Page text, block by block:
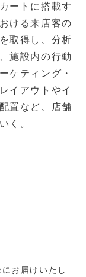
ートに搭載す
ける来店客の
取得し、分析
施設内の行動
ケティング・
イアウトやイ
置など、店舗
く。
お届けいたし